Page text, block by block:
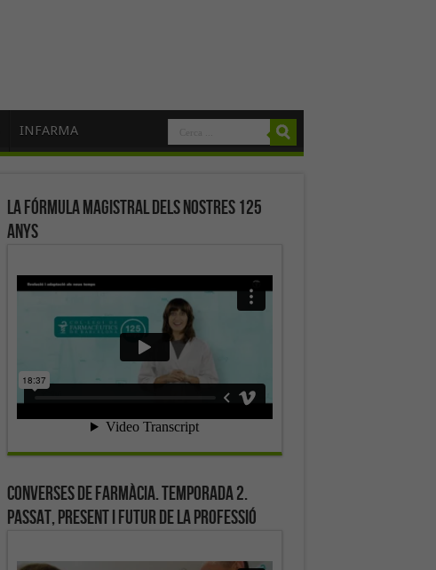
INFARMA
La fórmula magistral dels nostres 125
anys
Converses de farmàcia. Temporada 2.
Passat, present i futur de la professió